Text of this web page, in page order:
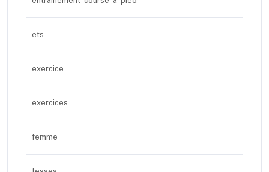
ets
exercice
exercices
femme